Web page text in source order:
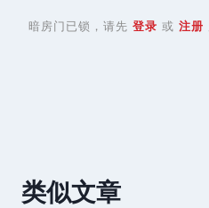
暗房门已锁，请先 登录 或 注册
类似文章